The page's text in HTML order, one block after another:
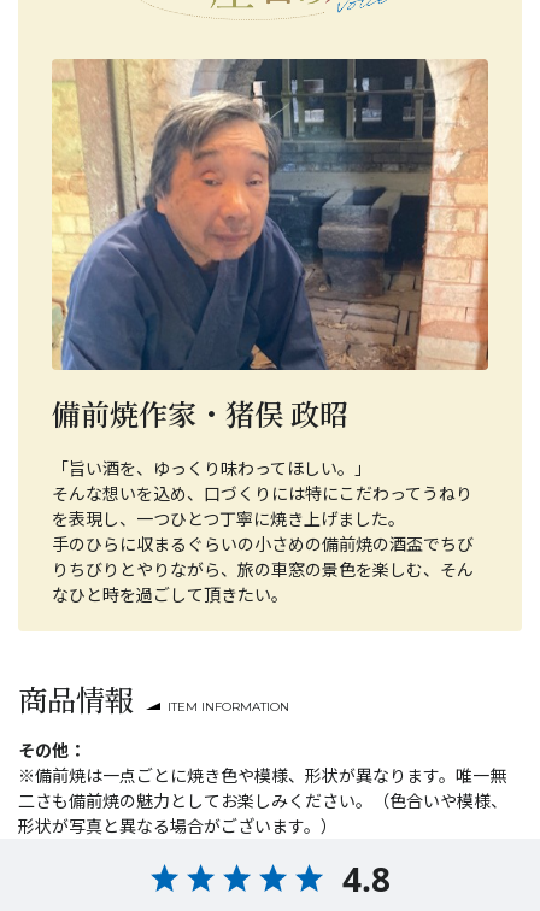
備前焼作家・猪俣 政昭
「旨い酒を、ゆっくり味わってほしい。」
そんな想いを込め、口づくりには特にこだわってうねり
を表現し、一つひとつ丁寧に焼き上げました。
手のひらに収まるぐらいの小さめの備前焼の酒盃でちび
りちびりとやりながら、旅の車窓の景色を楽しむ、そん
なひと時を過ごして頂きたい。
商品情報 ITEM INFORMATION
その他：
※備前焼は一点ごとに焼き色や模様、形状が異なります。唯一無
二さも備前焼の魅力としてお楽しみください。（色合いや模様、
形状が写真と異なる場合がございます。）
4.8